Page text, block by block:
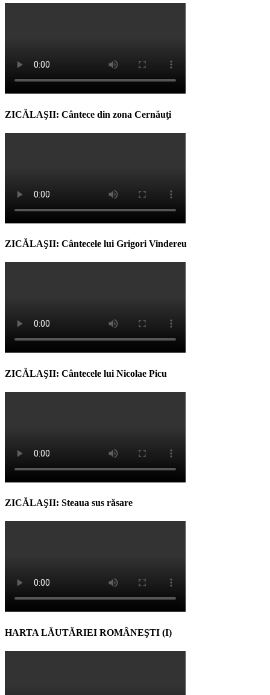
ZICĂLAŞII: Cântece din zona Cernăuţi
ZICĂLAŞII: Cântecele lui Grigori Vindereu
ZICĂLAŞII: Cântecele lui Nicolae Picu
ZICĂLAŞII: Steaua sus răsare
HARTA LĂUTĂRIEI ROMÂNEŞTI (I)